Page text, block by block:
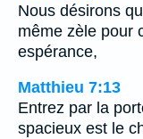
Nous désirons
même zèle pour
espérance,
Matthieu 7:13
Entrez par la
spacieux est le